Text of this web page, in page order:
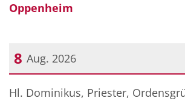
Oppenheim
8 Aug. 2026
Datum: 8. August 2026
Hl. Dominikus, Priester,